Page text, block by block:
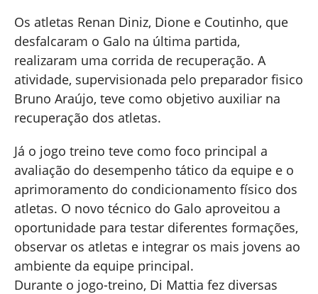
Os atletas Renan Diniz, Dione e Coutinho, que
desfalcaram o Galo na última partida,
realizaram uma corrida de recuperação. A
atividade, supervisionada pelo preparador fisico
Bruno Araújo, teve como objetivo auxiliar na
recuperação dos atletas.
Já o jogo treino teve como foco principal a
avaliação do desempenho tático da equipe e o
aprimoramento do condicionamento físico dos
atletas. O novo técnico do Galo aproveitou a
oportunidade para testar diferentes formações,
observar os atletas e integrar os mais jovens ao
ambiente da equipe principal.
Durante o jogo-treino, Di Mattia fez diversas